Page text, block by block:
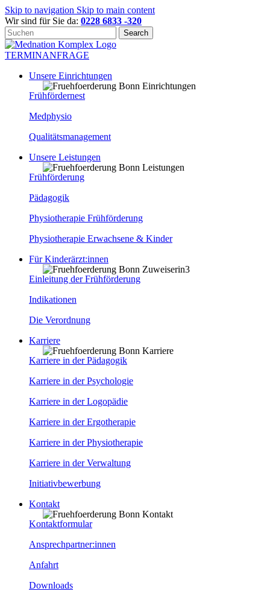
Skip to navigation Skip to main content
Wir sind für Sie da: 0228 6833 -320
Search
TERMINANFRAGE
Unsere Einrichtungen
Frühfördernest
Medphysio
Qualitätsmanagement
Unsere Leistungen
Frühförderung
Pädagogik
Physiotherapie Frühförderung
Physiotherapie Erwachsene & Kinder
Für Kinderärzt:innen
Einleitung der Frühförderung
Indikationen
Die Verordnung
Karriere
Karriere in der Pädagogik
Karriere in der Psychologie
Karriere in der Logopädie
Karriere in der Ergotherapie
Karriere in der Physiotherapie
Karriere in der Verwaltung
Initiativbewerbung
Kontakt
Kontaktformular
Ansprechpartner:innen
Anfahrt
Downloads